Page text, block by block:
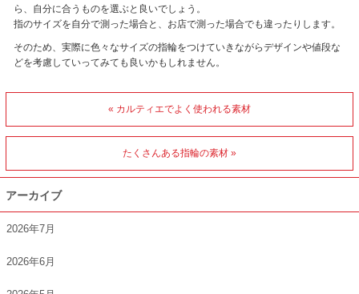
ら、自分に合うものを選ぶと良いでしょう。
指のサイズを自分で測った場合と、お店で測った場合でも違ったりします。
そのため、実際に色々なサイズの指輪をつけていきながらデザインや値段な
どを考慮していってみても良いかもしれません。
« カルティエでよく使われる素材
たくさんある指輪の素材 »
アーカイブ
2026年7月
2026年6月